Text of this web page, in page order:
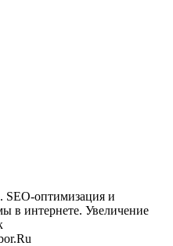
SEO-оптимизация и
в интернете. Увеличение